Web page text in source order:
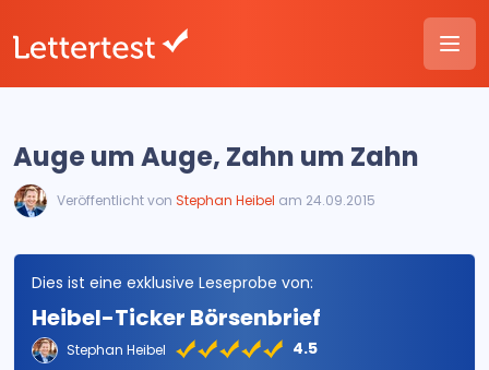
Auge um Auge, Zahn um Zahn
Veröffentlicht von Stephan Heibel am 24.09.2015
Dies ist eine exklusive Leseprobe von:
Heibel-Ticker Börsenbrief
Stephan Heibel 4.5